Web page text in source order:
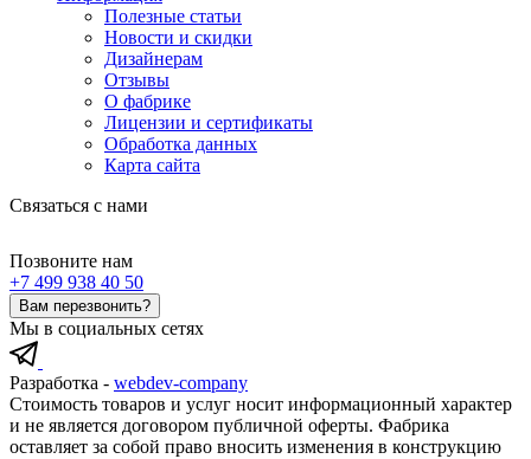
Полезные статьи
Новости и скидки
Дизайнерам
Отзывы
О фабрике
Лицензии и сертификаты
Обработка данных
Карта сайта
Связаться с нами
Позвоните нам
+7 499 938 40 50
Вам перезвонить?
Мы в социальных сетях
Разработка - webdev-company
Стоимость товаров и услуг носит информационный характер
и не является договором публичной оферты. Фабрика
оставляет за собой право вносить изменения в конструкцию